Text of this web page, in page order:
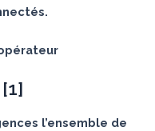
[1]
l’ensemble de